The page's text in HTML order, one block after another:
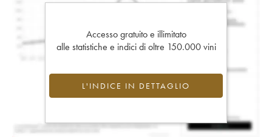
Accesso gratuito e illimitato
alle statistiche e indici di oltre 150.000 vini
L'INDICE IN DETTAGLIO